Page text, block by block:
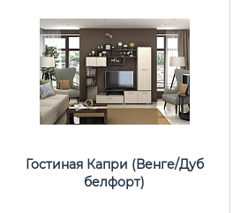
Гостиная Капри (Венге/Дуб
белфорт)